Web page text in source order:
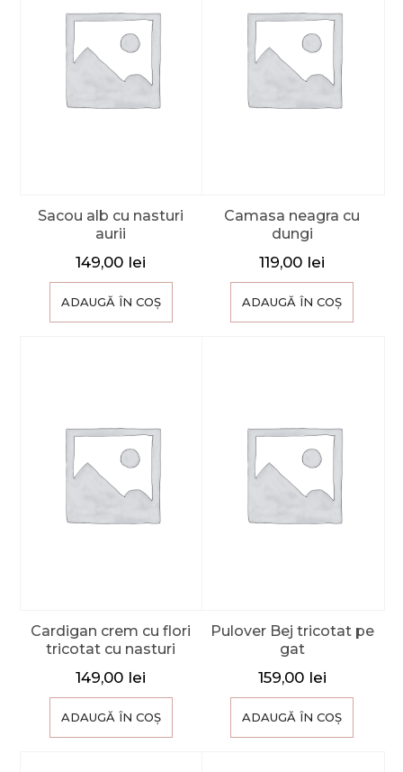
Sacou alb cu nasturi
aurii
149,00 lei
ADAUGĂ ÎN COȘ
Camasa neagra cu
dungi
119,00 lei
ADAUGĂ ÎN COȘ
Cardigan crem cu flori
tricotat cu nasturi
149,00 lei
ADAUGĂ ÎN COȘ
Pulover Bej tricotat pe
gat
159,00 lei
ADAUGĂ ÎN COȘ